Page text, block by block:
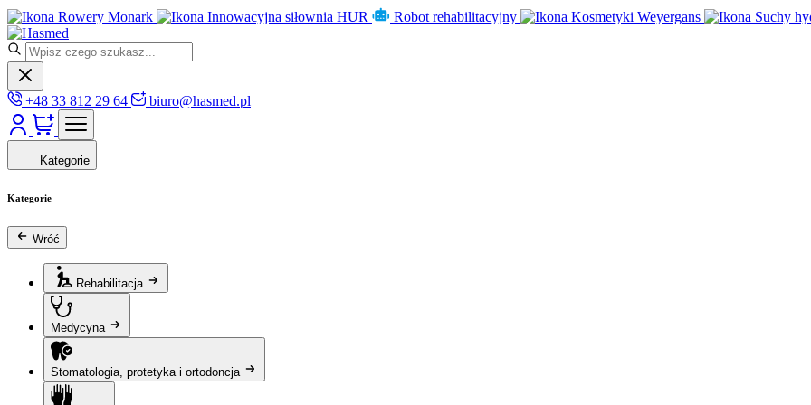
Rowery Monark Innowacyjna siłownia HUR Robot rehabilitacyjny Kosmetyki Weyergans Suchy
+48 33 812 29 64 biuro@hasmed.pl
Kategorie
Kategorie
Wróć
Rehabilitacja
Medycyna
Stomatologia, protetyka i ortodoncja